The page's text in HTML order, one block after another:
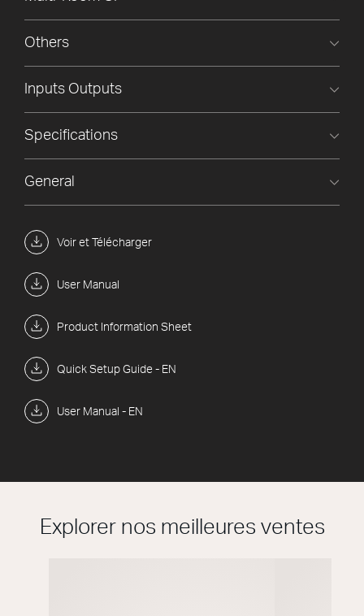
Voir et Télécharger
User Manual
Product Information Sheet
Quick Setup Guide - EN
User Manual - EN
Others
Inputs Outputs
Specifications
General
Explorer nos meilleures ventes